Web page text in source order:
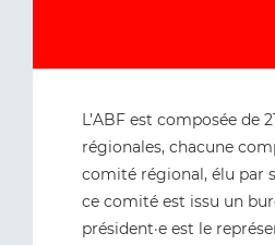
L’ABF est composée de
régionales, chacune
comité régional, élu par
ce comité est issu un
président·e est le